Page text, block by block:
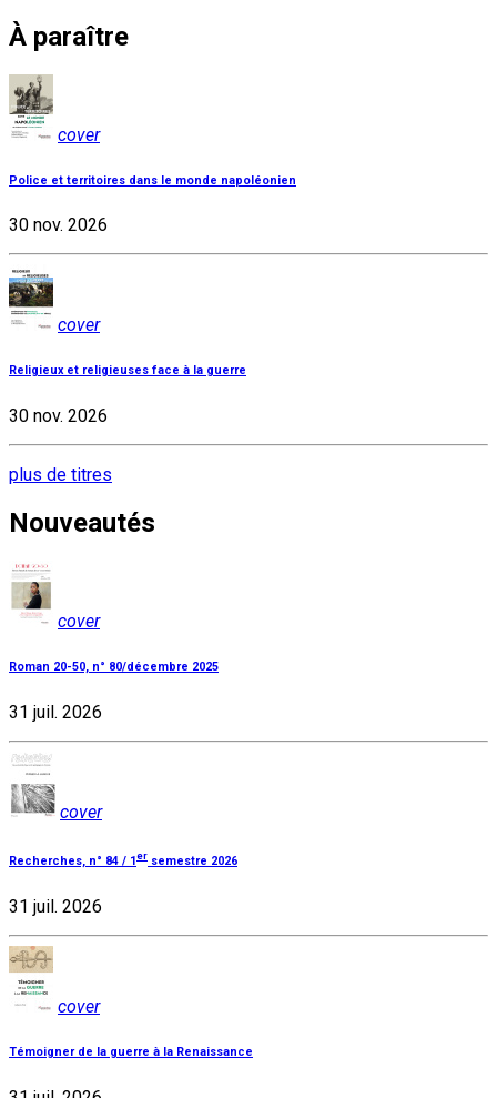
À paraître
cover
Police et territoires dans le monde napoléonien
30 nov. 2026
cover
Religieux et religieuses face à la guerre
30 nov. 2026
plus de titres
Nouveautés
cover
Roman 20-50, n° 80/décembre 2025
31 juil. 2026
cover
Recherches, n° 84 / 1er semestre 2026
31 juil. 2026
cover
Témoigner de la guerre à la Renaissance